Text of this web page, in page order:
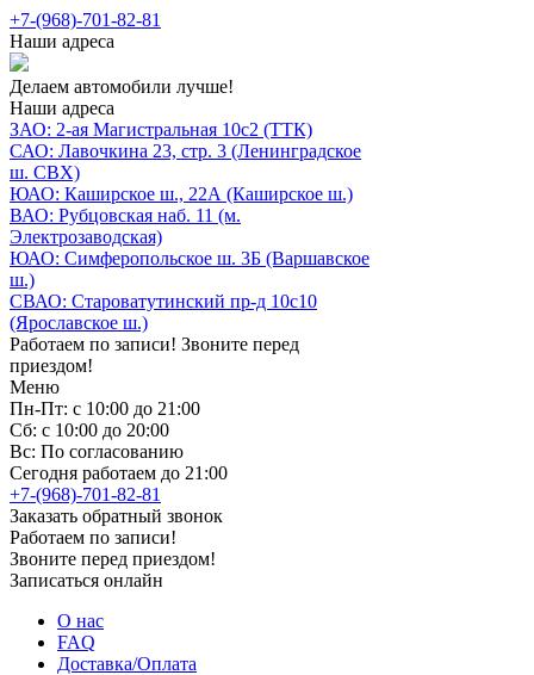
+7-(968)-701-82-81
Наши адреса
Делаем автомобили лучше!
Наши адреса
ЗАО: 2-ая Магистральная 10с2 (ТТК)
САО: Лавочкина 23, стр. 3 (Ленинградское
ш. СВХ)
ЮАО: Каширское ш., 22А (Каширское ш.)
ВАО: Рубцовская наб. 11 (м.
Электрозаводская)
ЮАО: Симферопольское ш. 3Б (Варшавское
ш.)
СВАО: Староватутинский пр-д 10с10
(Ярославское ш.)
Работаем по записи! Звоните перед
приездом!
Меню
Пн-Пт: с 10:00 до 21:00
Сб: с 10:00 до 20:00
Вс: По согласованию
Сегодня работаем до 21:00
+7-(968)-701-82-81
Заказать обратный звонок
Работаем по записи!
Звоните перед приездом!
Записаться онлайн
О нас
FAQ
Доставка/Оплата